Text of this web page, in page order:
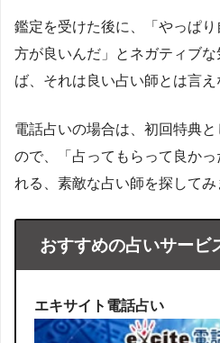
鑑定を受けた後に、「やっぱ
方が良いんだ」とネガティブ
ば、それは良い占い師とは言え
電話占いの場合は、初回特典
ので、「占ってもらって良か
れる、素敵な占い師を探してみ
おすすめの占いサービ
エキサイト電話占い